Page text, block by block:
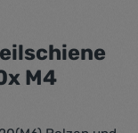
5 Sternen
M4